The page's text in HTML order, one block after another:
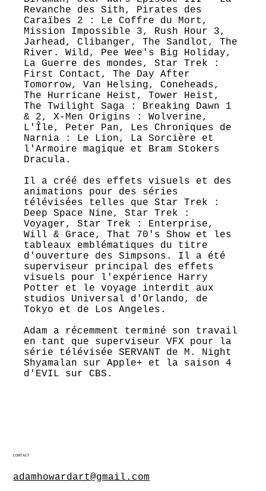
Revanche des Sith, Pirates des
Caraïbes 2 : Le Coffre du Mort,
Mission Impossible 3, Rush Hour 3,
Jarhead, Clibanger, The Sandlot, The
River. Wild, Pee Wee's Big Holiday,
La Guerre des mondes, Star Trek :
First Contact, The Day After
Tomorrow, Van Helsing, Coneheads,
The Hurricane Heist, Tower Heist,
The Twilight Saga : Breaking Dawn 1
& 2, X-Men Origins : Wolverine,
L'Île, Peter Pan, Les Chroniques de
Narnia : Le Lion, La Sorcière et
l'Armoire magique et Bram Stokers
Dracula.
Il a créé des effets visuels et des
animations pour des séries
télévisées telles que Star Trek :
Deep Space Nine, Star Trek :
Voyager, Star Trek : Enterprise,
Will & Grace, That 70's Show et les
tableaux emblématiques du titre
d'ouverture des Simpsons. Il a été
superviseur principal des effets
visuels pour l'expérience Harry
Potter et le voyage interdit aux
studios Universal d'Orlando, de
Tokyo et de Los Angeles.
Adam a récemment terminé son travail
en tant que superviseur VFX pour la
série télévisée SERVANT de M. Night
Shyamalan sur Apple+ et la saison 4
d'EVIL sur CBS.
CONTACT
adamhowardart@gmail.com